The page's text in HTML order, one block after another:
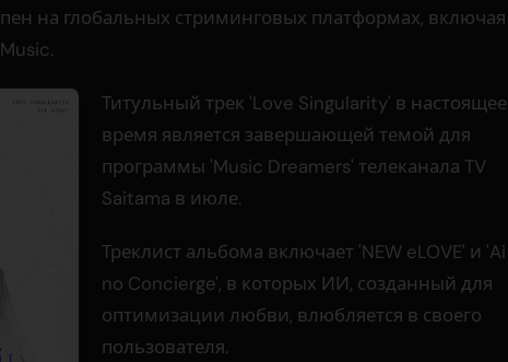
на глобальных стриминговых платформах, включая
Титульный трек 'Love Singularity' в настоящее
время является завершающей темой для
программы 'Music Dreamers' телеканала TV
Saitama в июле.
Треклист альбома включает 'NEW eLOVE' и 'Ai
no Concierge', в которых ИИ, созданный для
оптимизации любви, влюбляется в своего
пользователя.